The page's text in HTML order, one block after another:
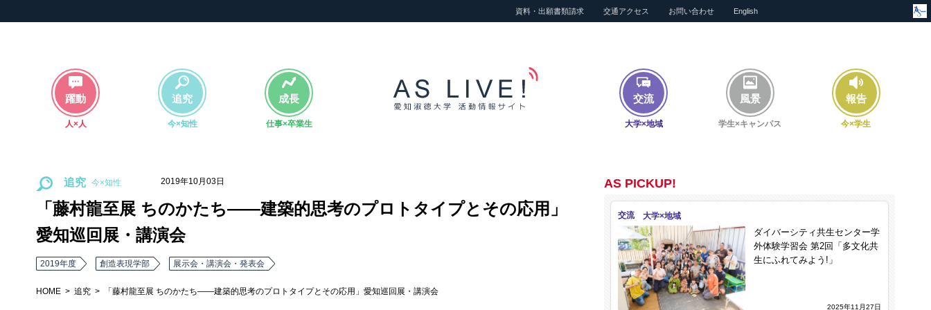
躍動
人×人
追究
今×知性
成長
仕事×卒業生
交流
大学×地域
風景
学生×キャンパス
報告
今×学生
資料・出願書類請求 交通アクセス お問い合わせ English
追究 2019年10月03日
「藤村龍至展 ちのかたち――建築的思考のプロトタイプとその応用」
愛知巡回展・講演会
2019年度 創造表現学部 展示会・講演会・発表会
HOME 追究 「藤村龍至展 ちのかたち――建築的思考のプロトタイプとその応用」愛知巡回展・講演会
AS PICKUP!
交流
ダイバーシティ共生センター学
外体験学習会 第2回「多文化共
生にふれてみよう!」
2025年11月27日